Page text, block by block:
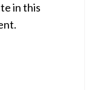
in this